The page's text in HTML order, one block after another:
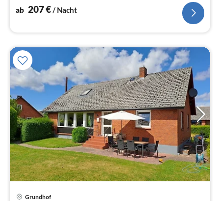
ab 207€/ Nacht
Grundhof